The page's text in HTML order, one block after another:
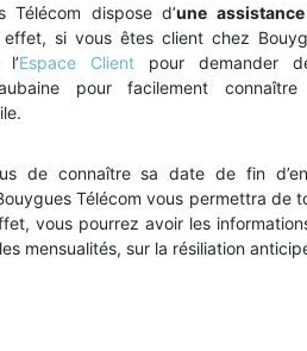
Télécom dispose d’une
effet, si vous êtes client chez
Espace Clientpour demander
aubaine pour facilement
de connaître sa date de fin
Télécom vous permettra de
vous pourrez avoir les
mensualités, sur la résiliation